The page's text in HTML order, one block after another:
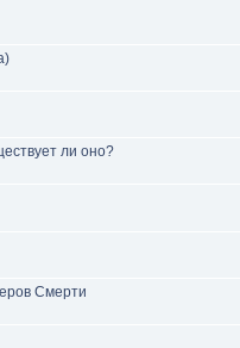
ли оно?
Смерти